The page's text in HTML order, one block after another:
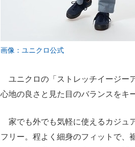
画像：ユニクロ公式
ユニクロの「ストレッチイージー
心地の良さと見た目のバランスをキ
家でも外でも気軽に使えるカジュ
フリー。程よく細身のフィットで、